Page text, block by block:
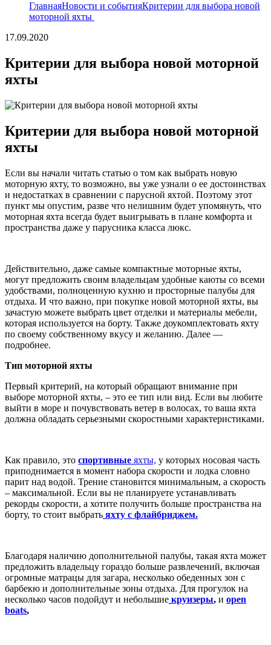
ГлавнаяНовости и событияКритерии для выбора новой
моторной яхты
17.09.2020
Критерии для выбора новой моторной
яхты
Критерии для выбора новой моторной
яхты
Если вы начали читать статью о том как выбрать новую
моторную яхту, то возможно, вы уже узнали о ее достоинствах
и недостатках в сравнении с парусной яхтой. Поэтому этот
пункт мы опустим, разве что нелишним будет упомянуть, что
моторная яхта всегда будет выигрывать в плане комфорта и
пространства даже у парусника класса люкс.
Действительно, даже самые компактные моторные яхты,
могут предложить своим владельцам удобные каюты со всеми
удобствами, полноценную кухню и просторные палубы для
отдыха. И что важно, при покупке новой моторной яхты, вы
зачастую можете выбрать цвет отделки и материалы мебели,
которая используется на борту. Также доукомплектовать яхту
по своему собственному вкусу и желанию. Далее —
подробнее.
Тип моторной яхты
Первый критерий, на который обращают внимание при
выборе моторной яхты, – это ее тип или вид. Если вы любите
выйти в море и почувствовать ветер в волосах, то ваша яхта
должна обладать серьезными скоростными характеристиками.
Как правило, это спортивные яхты, у которых носовая часть
приподнимается в момент набора скорости и лодка словно
парит над водой. Трение становится минимальным, а скорость
– максимальной. Если вы не планируете устанавливать
рекорды скорости, а хотите получить больше пространства на
борту, то стоит выбрать яхту с флайбриджем.
Благодаря наличию дополнительной палубы, такая яхта может
предложить владельцу гораздо больше развлечений, включая
огромные матрацы для загара, несколько обеденных зон с
барбекю и дополнительные зоны отдыха. Для прогулок на
несколько часов подойдут и небольшие круизеры, и open
boats,